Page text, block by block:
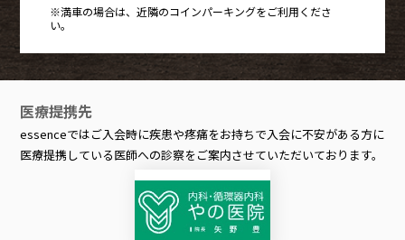
※満車の場合は、近隣のコインパーキングをご利用くださ
い。
医療提携先
essenceではご入会時に疾患や疼痛をお持ちで入会に不安がある方に
医療提携している医師への診察をご案内させていただいております。